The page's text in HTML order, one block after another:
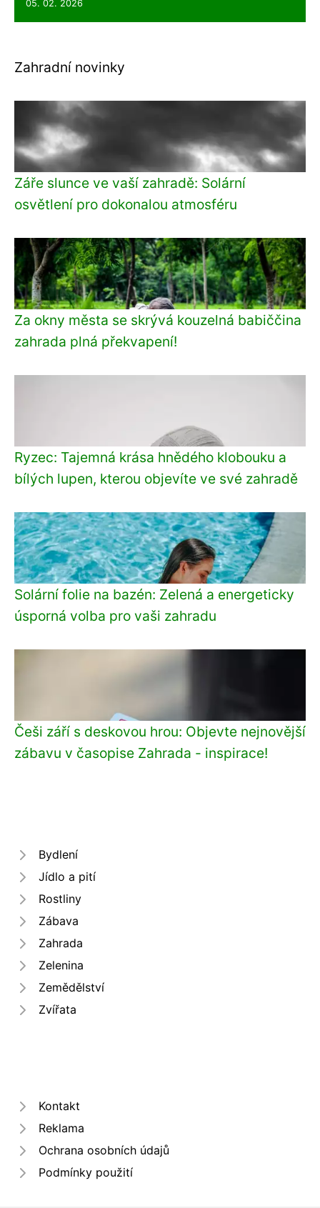
05. 02. 2026
Zahradní novinky
Záře slunce ve vaší zahradě: Solární
osvětlení pro dokonalou atmosféru
Za okny města se skrývá kouzelná babiččina
zahrada plná překvapení!
Ryzec: Tajemná krása hnědého klobouku a
bílých lupen, kterou objevíte ve své zahradě
Solární folie na bazén: Zelená a energeticky
úsporná volba pro vaši zahradu
Češi září s deskovou hrou: Objevte nejnovější
zábavu v časopise Zahrada - inspirace!
Bydlení
Jídlo a pití
Rostliny
Zábava
Zahrada
Zelenina
Zemědělství
Zvířata
Kontakt
Reklama
Ochrana osobních údajů
Podmínky použití